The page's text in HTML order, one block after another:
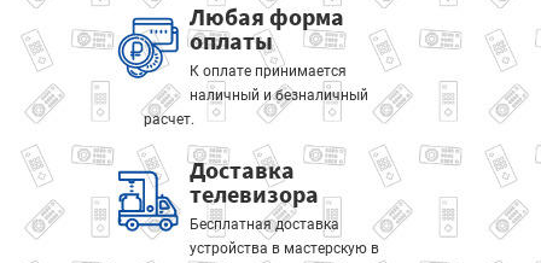
Любая форма
оплаты
К оплате принимается
наличный и безналичный
расчет.
Доставка
телевизора
Бесплатная доставка
устройства в мастерскую в